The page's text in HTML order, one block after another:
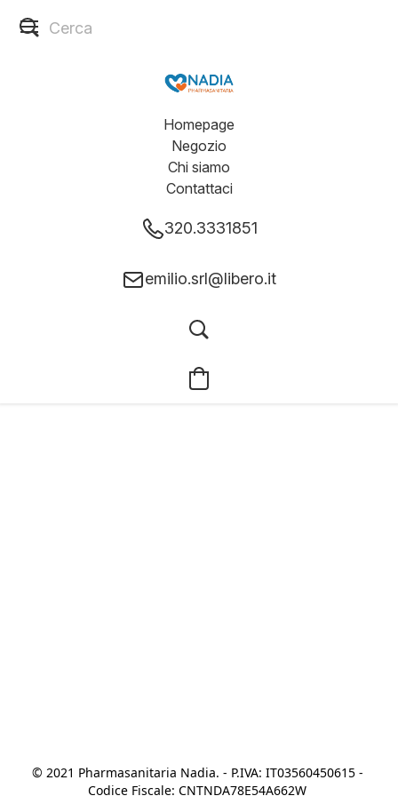
Homepage
Negozio
Chi siamo
Contattaci
320.3331851
emilio.srl@libero.it
© 2021 Pharmasanitaria Nadia. - P.IVA: IT03560450615 -
Codice Fiscale: CNTNDA78E54A662W